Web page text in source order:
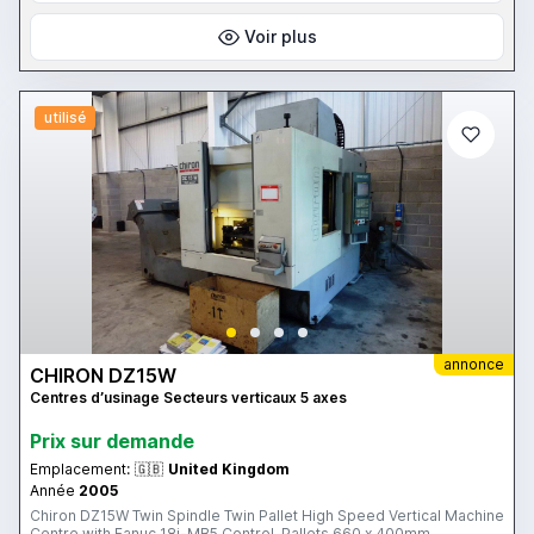
Voir plus
utilisé
annonce
CHIRON DZ15W
Centres d’usinage Secteurs verticaux 5 axes
Prix ​​sur demande
Emplacement: 🇬🇧 United Kingdom
Année 2005
Chiron DZ15W Twin Spindle Twin Pallet High Speed Vertical Machine